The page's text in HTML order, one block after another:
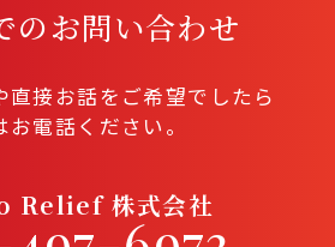
のお問い合わせ
直接お話をご希望でしたら
お電話ください。
Relief 株式会社